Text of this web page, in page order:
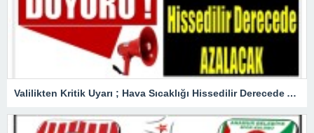
Valilikten Kritik Uyarı ; Hava Sıcaklığı Hissedilir Derecede Azalacak!